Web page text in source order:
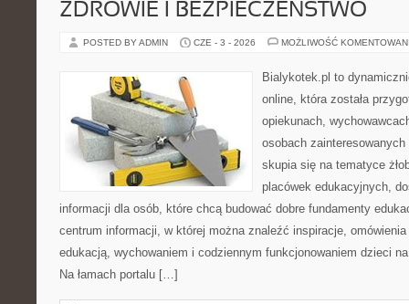
ZDROWIE I BEZPIECZEŃSTWO
POSTED BY ADMIN CZE - 3 - 2026 MOŻLIWOŚĆ
Bialykotek.pl to
online, która została
opiekunach,
osobach
skupia się na tematyce
placówek edukacyjnych,
informacji dla osób, które chcą budować dobre fundamenty
centrum informacji, w której można znaleźć inspiracje,
edukacją, wychowaniem i codziennym funkcjonowaniem dzieci
Na łamach portalu […]